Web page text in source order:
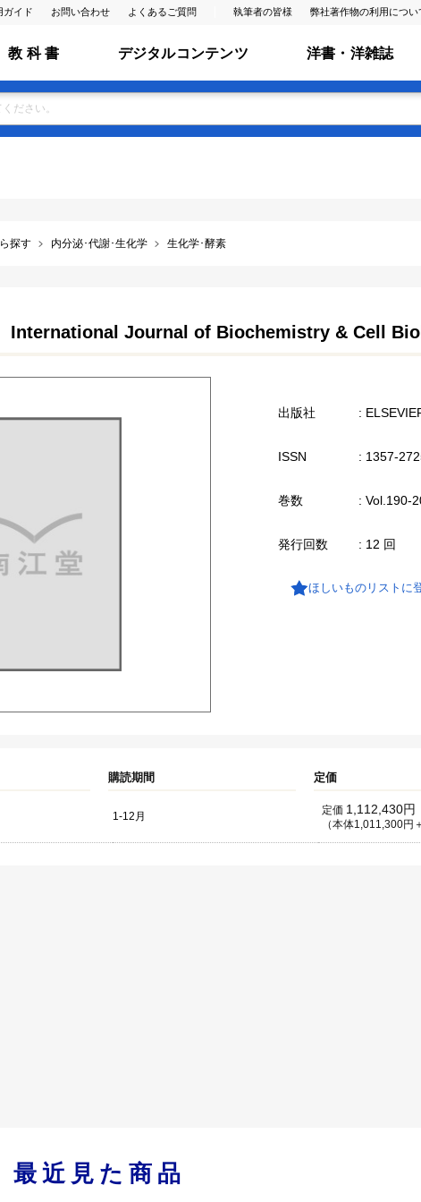
ガイド お問い合わせ よくあるご質問 執筆者の皆様 弊社著作物の利用につい
教 科 書 デジタルコンテンツ 洋書・洋雑誌
探す 内分泌･代謝･生化学 生化学･酵素
International Journal of Biochemistry & Cell
出版社 :
ISSN : 1357-
巻数 : Vol.190-
発行回数 : 12 回
ほしいものリストに
購読期間 定価
1-12月 定価 1,112,430円
（本体1,011,300円
最近見た商品